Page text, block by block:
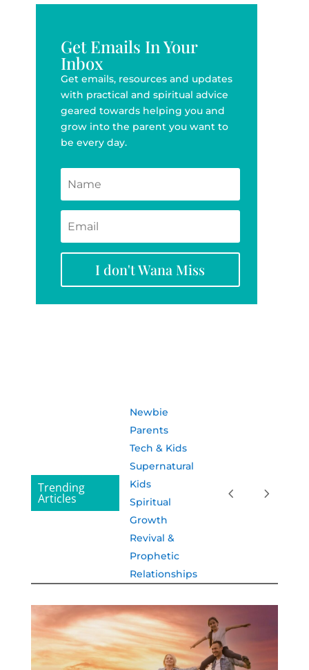
Get Emails In Your
Inbox
Get emails, resources and updates
with practical and spiritual advice
geared towards helping you and
grow into the parent you want to
be every day.
I don't Wana Miss
Trending
Articles
Newbie
Parents
Tech & Kids
Supernatural
Kids
Spiritual
Growth
Revival &
Prophetic
Relationships